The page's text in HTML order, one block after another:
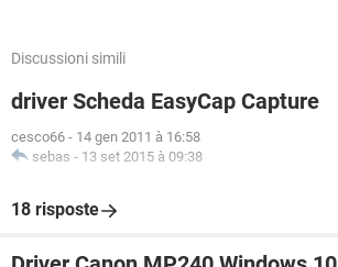
Discussioni simili
driver Scheda EasyCap Capture
cesco66 - 14 gen 2011 à 16:58
sebas - 13 set 2015 à 09:38
18 risposte